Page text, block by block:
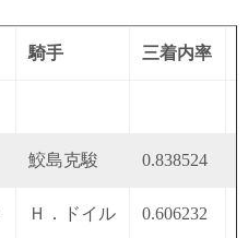
騎手 三着内率
鮫島克駿 0.838524
Ｈ．ドイル 0.606232